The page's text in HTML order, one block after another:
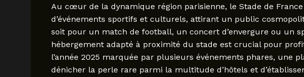
Au cœur de la dynamique région parisienne, le Stade de
d’événements sportifs et culturels, attirant un public
soit pour un match de football, un concert d’envergure ou un
hébergement adapté à proximité du stade est crucial pour
l’année 2025 marquée par plusieurs événements phares, une
dénicher la perle rare parmi la multitude d’hôtels et